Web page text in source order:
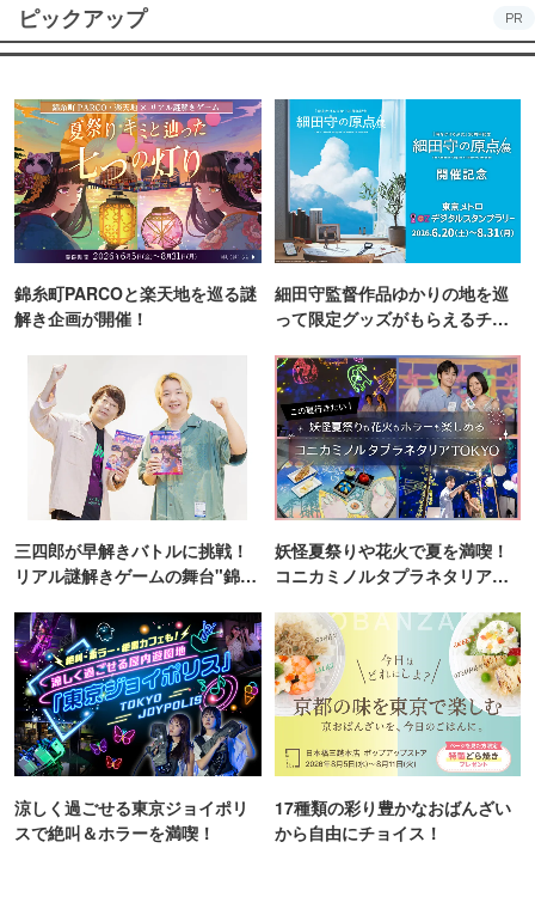
ピックアップ PR
錦糸町PARCOと楽天地を巡る謎
解き企画が開催！
細田守監督作品ゆかりの地を巡
って限定グッズがもらえるチャ
三四郎が早解きバトルに挑戦！
リアル謎解きゲームの舞台"錦糸
妖怪夏祭りや花火で夏を満喫！
コニカミノルタプラネタリア
涼しく過ごせる東京ジョイポリ
スで絶叫＆ホラーを満喫！
17種類の彩り豊かなおばんざい
から自由にチョイス！